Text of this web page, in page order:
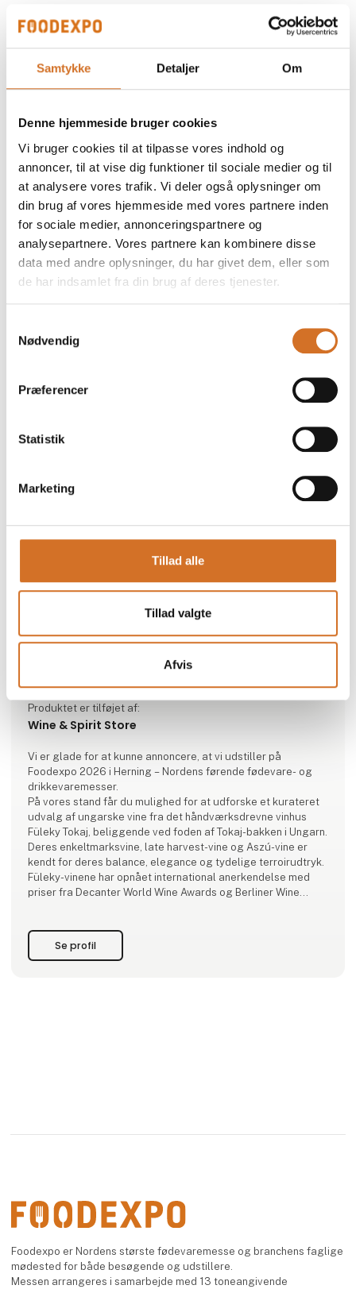
Samtykke Detaljer Om
Denne hjemmeside bruger cookies
Vi bruger cookies til at tilpasse vores indhold og
annoncer, til at vise dig funktioner til sociale medier og til
at analysere vores trafik. Vi deler også oplysninger om
din brug af vores hjemmeside med vores partnere inden
for sociale medier, annonceringspartnere og
analysepartnere. Vores partnere kan kombinere disse
data med andre oplysninger, du har givet dem, eller som
de har indsamlet fra din brug af deres tjenester.
Nødvendig
Præferencer
Statistik
Marketing
Tillad alle
Tillad valgte
Afvis
På messen
FÜLEKY TOKAJI KABAR VINNAI
FÜLEKY TOKAJI FURMINT
På messen
FÜLEKY TOKAJI FURMINT MESTERVÖLGY
På messen
FÜLEKY TOKAJI HÁRSLEVELŰ ÚRÁGYA
Foodexpo
Dette produkt kan opleves på udstillerens stand på messen
Produktet er tilføjet af:
Wine & Spirit Store
Vi er glade for at kunne annoncere, at vi udstiller på
Foodexpo 2026 i Herning – Nordens førende fødevare- og
drikkevaremesser.
På vores stand får du mulighed for at udforske et kurateret
udvalg af ungarske vine fra det håndværksdrevne vinhus
Füleky Tokaj, beliggende ved foden af Tokaj-bakken i Ungarn.
Deres enkeltmarksvine, late harvest-vine og Aszú-vine er
kendt for deres balance, elegance og tydelige terroirudtryk.
Füleky-vinene har opnået international anerkendelse med
priser fra Decanter World Wine Awards og Berliner Wine
Se profil
Foodexpo er Nordens største fødevaremesse og branchens faglige
mødested for både besøgende og udstillere.
Messen arrangeres i samarbejde med 13 toneangivende